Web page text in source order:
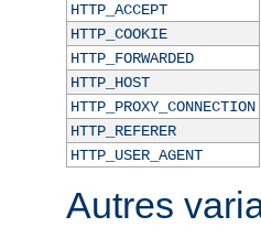
HTTP_ACCEPT
HTTP_COOKIE
HTTP_FORWARDED
HTTP_HOST
HTTP_PROXY_CONNECTION
HTTP_REFERER
HTTP_USER_AGENT
Autres